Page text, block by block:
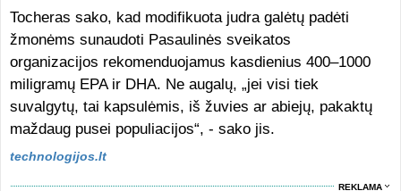
Tocheras sako, kad modifikuota judra galėtų padėti
žmonėms sunaudoti Pasaulinės sveikatos
organizacijos rekomenduojamus kasdienius 400–1000
miligramų EPA ir DHA. Ne augalų, „jei visi tiek
suvalgytų, tai kapsulėmis, iš žuvies ar abiejų, pakaktų
maždaug pusei populiacijos“, - sako jis.
technologijos.lt
REKLAMA